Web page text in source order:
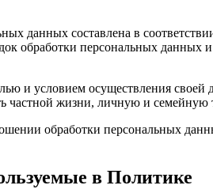
данных составлена в
обработки персональных
и условием осуществления
частной жизни, личную и семейную
обработки персональных
в Политике